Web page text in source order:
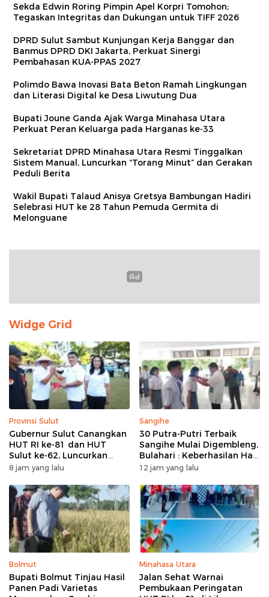
Sekda Edwin Roring Pimpin Apel Korpri Tomohon;
Tegaskan Integritas dan Dukungan untuk TIFF 2026
DPRD Sulut Sambut Kunjungan Kerja Banggar dan
Banmus DPRD DKI Jakarta, Perkuat Sinergi
Pembahasan KUA-PPAS 2027
Polimdo Bawa Inovasi Bata Beton Ramah Lingkungan
dan Literasi Digital ke Desa Liwutung Dua
Bupati Joune Ganda Ajak Warga Minahasa Utara
Perkuat Peran Keluarga pada Harganas ke-33
Sekretariat DPRD Minahasa Utara Resmi Tinggalkan
Sistem Manual, Luncurkan “Torang Minut” dan Gerakan
Peduli Berita
Wakil Bupati Talaud Anisya Gretsya Bambungan Hadiri
Selebrasi HUT ke 28 Tahun Pemuda Germita di
Melonguane
Widge Grid
Provinsi Sulut
Gubernur Sulut Canangkan
HUT RI ke-81 dan HUT
Sulut ke-62, Luncurkan
Program Keringanan Pajak
Kelapa
8 jam yang lalu
Sangihe
30 Putra-Putri Terbaik
Sangihe Mulai Digembleng,
Bulahari : Keberhasilan Hari
Ini Bukan Garis Akhir Tapi
12 jam yang lalu
Bolmut
Bupati Bolmut Tinjau Hasil
Panen Padi Varietas
Minahasa Utara
Jalan Sehat Warnai
Pembukaan Peringatan